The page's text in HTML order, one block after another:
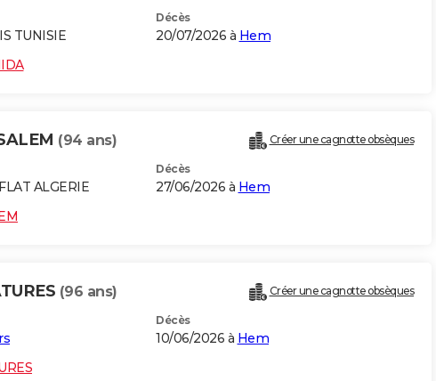
TUNISIE
Décès
20/07/2026 à Hem
(94 ans) Créer une cagnotte obsèques
ALGERIE
Décès
27/06/2026 à Hem
(96 ans) Créer une cagnotte obsèques
Décès
10/06/2026 à Hem